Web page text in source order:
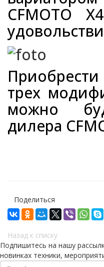
CFMOTO
трех
можно
дилера
Поделиться
Назад к списку
Подпишитесь на нашу
новинках техники,